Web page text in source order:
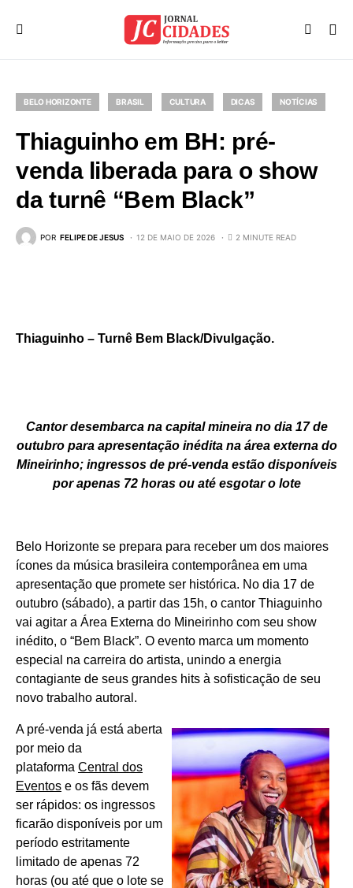
BELO HORIZONTE BRASIL CULTURA DICAS NOTÍCIAS
Thiaguinho em BH: pré-
venda liberada para o show
da turnê “Bem Black”
POR FELIPE DE JESUS 12 DE MAIO DE 2026 2 MINUTE READ
Thiaguinho – Turnê Bem Black/Divulgação.
Cantor desembarca na capital mineira no dia 17 de
outubro para apresentação inédita na área externa do
Mineirinho; ingressos de pré-venda estão disponíveis
por apenas 72 horas ou até esgotar o lote
Belo Horizonte se prepara para receber um dos maiores
ícones da música brasileira contemporânea em uma
apresentação que promete ser histórica. No dia 17 de
outubro (sábado), a partir das 15h, o cantor Thiaguinho
vai agitar a Área Externa do Mineirinho com seu show
inédito, o “Bem Black”. O evento marca um momento
especial na carreira do artista, unindo a energia
contagiante de seus grandes hits à sofisticação de seu
novo trabalho autoral.
A pré-venda já está aberta
por meio da
plataforma Central dos
Eventos e os fãs devem
ser rápidos: os ingressos
ficarão disponíveis por um
período estritamente
limitado de apenas 72
horas (ou até que o lote se